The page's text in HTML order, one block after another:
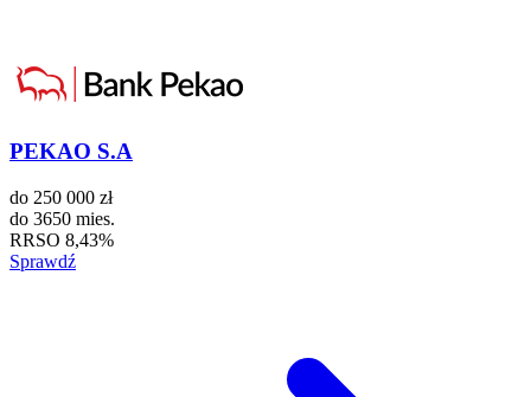
PEKAO S.A
do 250 000 zł
do 3650 mies.
RRSO 8,43%
Sprawdź